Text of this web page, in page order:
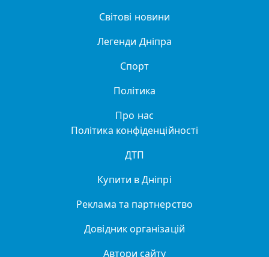
Світові новини
Легенди Дніпра
Спорт
Політика
Про нас
Політика конфіденційності
ДТП
Купити в Дніпрі
Реклама та партнерство
Довідник організацій
Автори сайту